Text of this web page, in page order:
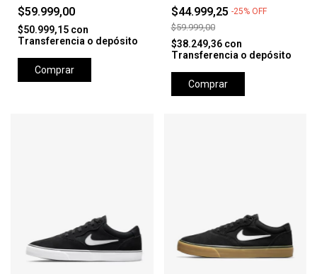
$59.999,00
$50.999,15 con
Transferencia o depósito
Comprar
$44.999,25 -25% OFF
$59.999,00
$38.249,36 con
Transferencia o depósito
Comprar